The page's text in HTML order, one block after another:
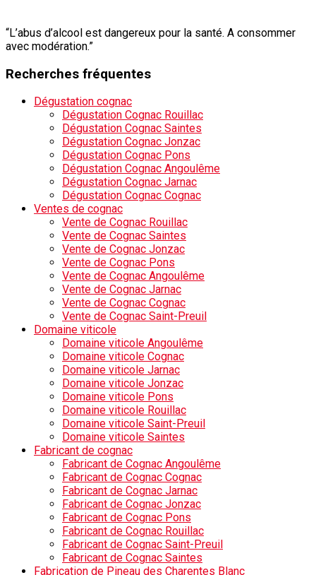
“L’abus d’alcool est dangereux pour la santé. A consommer
avec modération.”
Recherches fréquentes
Dégustation cognac
Dégustation Cognac Rouillac
Dégustation Cognac Saintes
Dégustation Cognac Jonzac
Dégustation Cognac Pons
Dégustation Cognac Angoulême
Dégustation Cognac Jarnac
Dégustation Cognac Cognac
Ventes de cognac
Vente de Cognac Rouillac
Vente de Cognac Saintes
Vente de Cognac Jonzac
Vente de Cognac Pons
Vente de Cognac Angoulême
Vente de Cognac Jarnac
Vente de Cognac Cognac
Vente de Cognac Saint-Preuil
Domaine viticole
Domaine viticole Angoulême
Domaine viticole Cognac
Domaine viticole Jarnac
Domaine viticole Jonzac
Domaine viticole Pons
Domaine viticole Rouillac
Domaine viticole Saint-Preuil
Domaine viticole Saintes
Fabricant de cognac
Fabricant de Cognac Angoulême
Fabricant de Cognac Cognac
Fabricant de Cognac Jarnac
Fabricant de Cognac Jonzac
Fabricant de Cognac Pons
Fabricant de Cognac Rouillac
Fabricant de Cognac Saint-Preuil
Fabricant de Cognac Saintes
Fabrication de Pineau des Charentes Blanc